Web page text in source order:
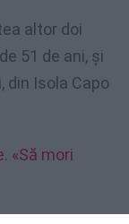
altor doi
51 de ani, și
din Isola Capo
«Să mori